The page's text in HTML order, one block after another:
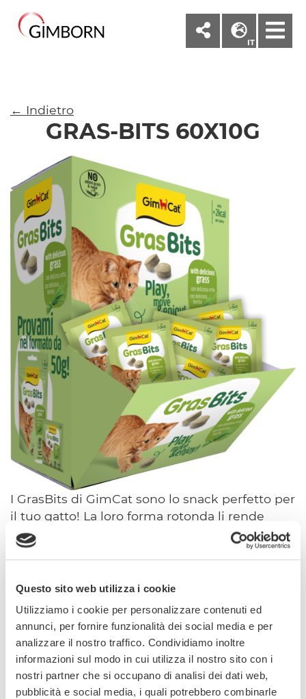
Questo sito web utilizza i cookie
Utilizziamo i cookie per personalizzare contenuti ed
annunci, per fornire funzionalità dei social media e per
analizzare il nostro traffico. Condividiamo inoltre
informazioni sul modo in cui utilizza il nostro sito con i
nostri partner che si occupano di analisi dei dati web,
pubblicità e social media, i quali potrebbero combinarle
IT
← Indietro
GRAS-BITS 60X10G
I GrasBits di GimCat sono lo snack perfetto per
il tuo gatto! La loro forma rotonda li rende
ideali per rotolare sul pavimento,
incoraggiando il gatto a fare più movimento.
eccellente, ma ha anche poche calorie (ca.
una coccola deliziosa, per il benessereì del tuo
gatto!
Senza cereali e zuccheri aggiunti
solo ca. 2 kcal / snack